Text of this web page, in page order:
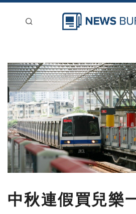
新聞稿分類
登入
刊登
中秋連假買兒樂